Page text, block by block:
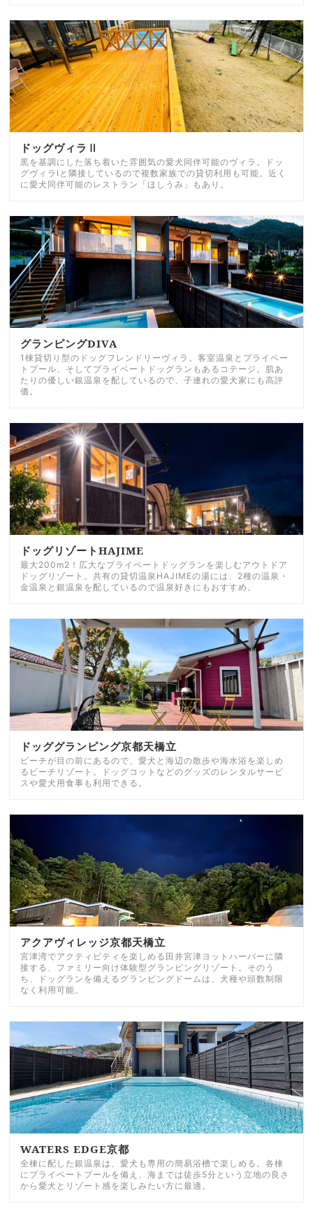
ドッグヴィラⅡ
黒を基調にした落ち着いた雰囲気の愛犬同伴可能のヴィラ。ドッ
グヴィラⅠと隣接しているので複数家族での貸切利用も可能。近く
に愛犬同伴可能のレストラン「ほしうみ」もあり。
グランピングDIVA
1棟貸切り型のドッグフレンドリーヴィラ。客室温泉とプライベー
トプール、そしてプライベートドッグランもあるコテージ。肌あ
たりの優しい銀温泉を配しているので、子連れの愛犬家にも高評
価。
ドッグリゾートHAJIME
最大200m2！広大なプライベートドッグランを楽しむアウトドア
ドッグリゾート。共有の貸切温泉HAJIMEの湯には、2種の温泉・
金温泉と銀温泉を配しているので温泉好きにもおすすめ。
ドッググランピング京都天橋立
ビーチが目の前にあるので、愛犬と海辺の散歩や海水浴を楽しめ
るビーチリゾート。ドッグコットなどのグッズのレンタルサービ
スや愛犬用食事も利用できる。
アクアヴィレッジ京都天橋立
宮津湾でアクティビティを楽しめる田井宮津ヨットハーバーに隣
接する、ファミリー向け体験型グランピングリゾート。そのう
ち、ドッグランを備えるグランピングドームは、犬種や頭数制限
なく利用可能。
WATERS EDGE京都
全棟に配した銀温泉は、愛犬も専用の簡易浴槽で楽しめる。各棟
にプライベートプールを備え、海までは徒歩5分という立地の良さ
から愛犬とリゾート感を楽しみたい方に最適。